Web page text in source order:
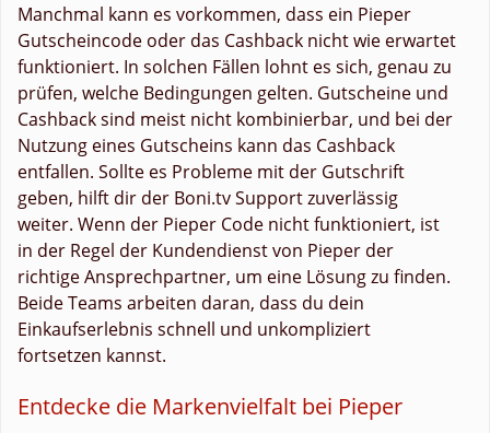
Manchmal kann es vorkommen, dass ein Pieper
Gutscheincode oder das Cashback nicht wie erwartet
funktioniert. In solchen Fällen lohnt es sich, genau zu
prüfen, welche Bedingungen gelten. Gutscheine und
Cashback sind meist nicht kombinierbar, und bei der
Nutzung eines Gutscheins kann das Cashback
entfallen. Sollte es Probleme mit der Gutschrift
geben, hilft dir der Boni.tv Support zuverlässig
weiter. Wenn der Pieper Code nicht funktioniert, ist
in der Regel der Kundendienst von Pieper der
richtige Ansprechpartner, um eine Lösung zu finden.
Beide Teams arbeiten daran, dass du dein
Einkaufserlebnis schnell und unkompliziert
fortsetzen kannst.
Entdecke die Markenvielfalt bei Pieper